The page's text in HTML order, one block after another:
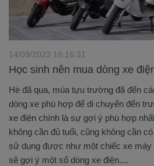
Học sinh nên mua dòng xe
14/09/2023 16:16:31
Hè đã qua, mùa tựu trường đã đến
dòng xe phù hợp để di chuyển đến
xe điện chính là sự gợi ý phù hợp
không cần đủ tuổi, cũng không cần
sử dụng được như một chiếc xe máy
sẽ gợi ý một số dòng xe điện....